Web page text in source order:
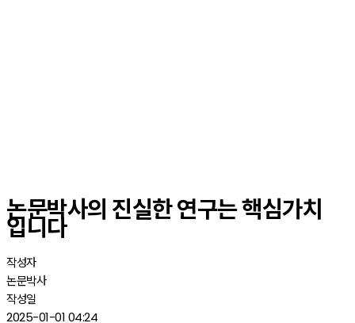
논문박사의 진실한 연구는 핵심가치
입니다
작성자
논문박사
작성일
2025-01-01 04:24